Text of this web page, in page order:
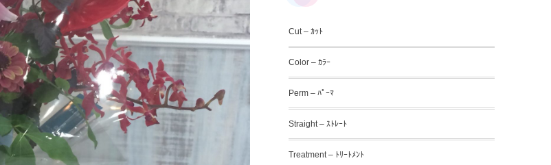
Cut – ｶｯﾄ
Color – ｶﾗｰ
Perm – ﾊﾟｰﾏ
Straight – ｽﾄﾚｰﾄ
Treatment – ﾄﾘｰﾄﾒﾝﾄ